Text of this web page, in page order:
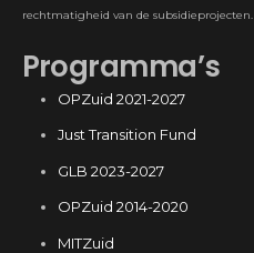
rechtmatigheid van de subsidieprojecten.
Programma’s
OPZuid 2021-2027
Just Transition Fund
GLB 2023-2027
OPZuid 2014-2020
MITZuid